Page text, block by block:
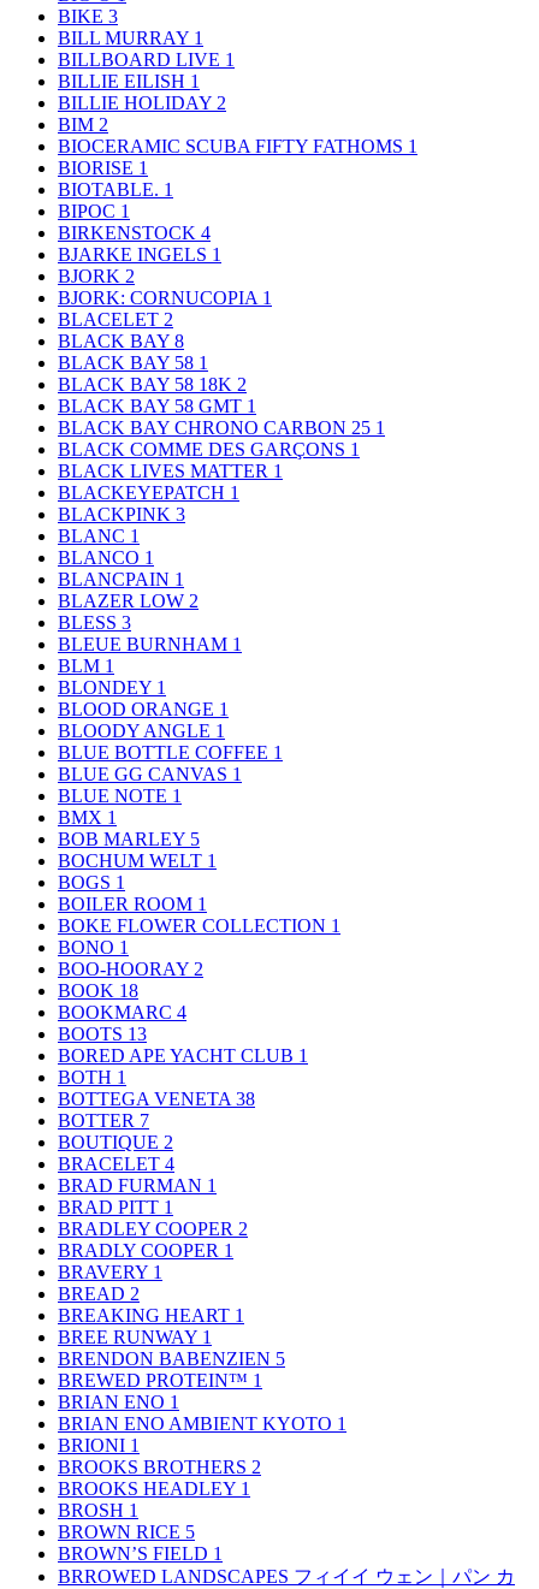
BIKE 3
BILL MURRAY 1
BILLBOARD LIVE 1
BILLIE EILISH 1
BILLIE HOLIDAY 2
BIM 2
BIOCERAMIC SCUBA FIFTY FATHOMS 1
BIORISE 1
BIOTABLE. 1
BIPOC 1
BIRKENSTOCK 4
BJARKE INGELS 1
BJORK 2
BJORK: CORNUCOPIA 1
BLACELET 2
BLACK BAY 8
BLACK BAY 58 1
BLACK BAY 58 18K 2
BLACK BAY 58 GMT 1
BLACK BAY CHRONO CARBON 25 1
BLACK COMME DES GARÇONS 1
BLACK LIVES MATTER 1
BLACKEYEPATCH 1
BLACKPINK 3
BLANC 1
BLANCO 1
BLANCPAIN 1
BLAZER LOW 2
BLESS 3
BLEUE BURNHAM 1
BLM 1
BLONDEY 1
BLOOD ORANGE 1
BLOODY ANGLE 1
BLUE BOTTLE COFFEE 1
BLUE GG CANVAS 1
BLUE NOTE 1
BMX 1
BOB MARLEY 5
BOCHUM WELT 1
BOGS 1
BOILER ROOM 1
BOKE FLOWER COLLECTION 1
BONO 1
BOO-HOORAY 2
BOOK 18
BOOKMARC 4
BOOTS 13
BORED APE YACHT CLUB 1
BOTH 1
BOTTEGA VENETA38
BOTTER 7
BOUTIQUE 2
BRACELET 4
BRAD FURMAN 1
BRAD PITT 1
BRADLEY COOPER 2
BRADLY COOPER 1
BRAVERY 1
BREAD 2
BREAKING HEART 1
BREE RUNWAY 1
BRENDON BABENZIEN 5
BREWED PROTEIN™ 1
BRIAN ENO 1
BRIAN ENO AMBIENT KYOTO 1
BRIONI 1
BROOKS BROTHERS 2
BROOKS HEADLEY 1
BROSH 1
BROWN RICE 5
BROWN’S FIELD 1
BRROWED LANDSCAPES フィイイ ウェン｜パン カ